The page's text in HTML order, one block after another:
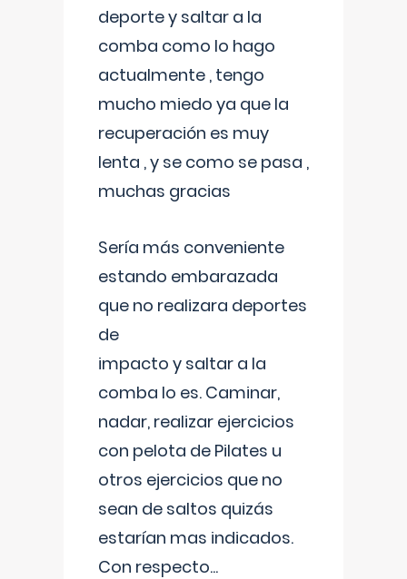
deporte y saltar a la
comba como lo hago
actualmente , tengo
mucho miedo ya que la
recuperación es muy
lenta , y se como se pasa ,
muchas gracias
Sería más conveniente
estando embarazada
que no realizara deportes
de
impacto y saltar a la
comba lo es. Caminar,
nadar, realizar ejercicios
con pelota de Pilates u
otros ejercicios que no
sean de saltos quizás
estarían mas indicados.
Con respecto...